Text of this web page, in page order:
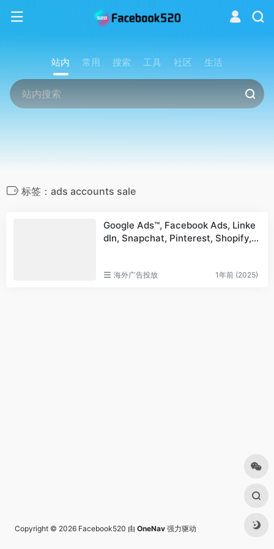
站内 常用 搜索 工具 社区 生活
标签：ads accounts sale
Google Ads™, Facebook Ads, Linke
dIn, Snapchat, Pinterest, Shopify, A
海外广告投放 1年前 (2025)
Copyright © 2026 Facebook520 由 OneNav 强力驱动